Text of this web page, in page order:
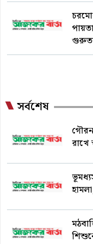
সর্বশেষ
রাখে